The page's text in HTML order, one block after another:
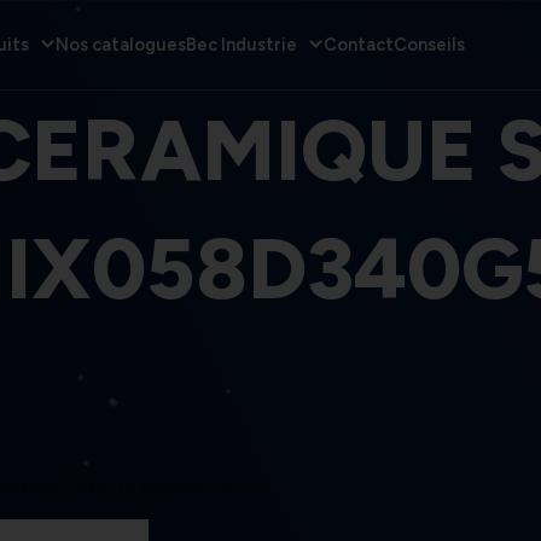
Nos cataloguesBec Industrie ContactConseils